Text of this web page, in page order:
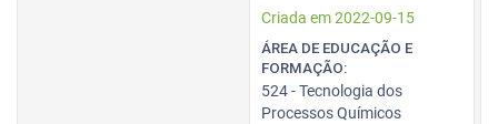
Criada em 2022-09-15
ÁREA DE EDUCAÇÃO E
FORMAÇÃO:
524 - Tecnologia dos
Processos Químicos